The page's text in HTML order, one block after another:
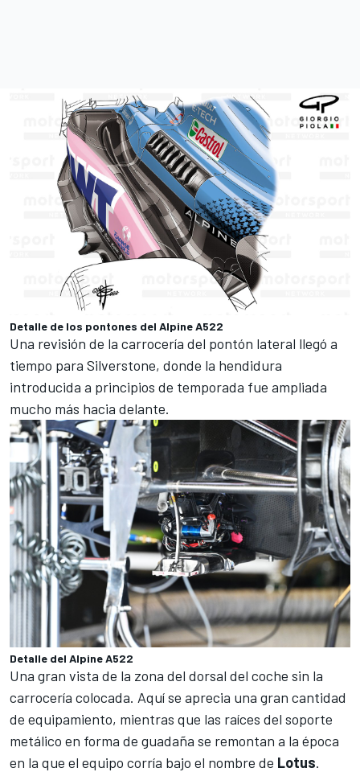
Detalle de los pontones del Alpine A522
Una revisión de la carrocería del pontón lateral llegó a
tiempo para Silverstone, donde la hendidura
introducida a principios de temporada fue ampliada
mucho más hacia delante.
Detalle del Alpine A522
Una gran vista de la zona del dorsal del coche sin la
carrocería colocada. Aquí se aprecia una gran cantidad
de equipamiento, mientras que las raíces del soporte
metálico en forma de guadaña se remontan a la época
en la que el equipo corría bajo el nombre de Lotus.